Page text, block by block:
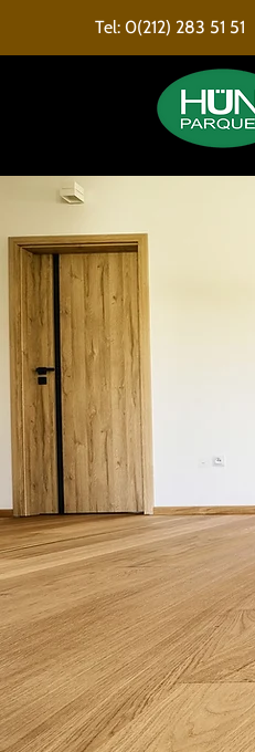
Tel: 0(212) 283 51 51